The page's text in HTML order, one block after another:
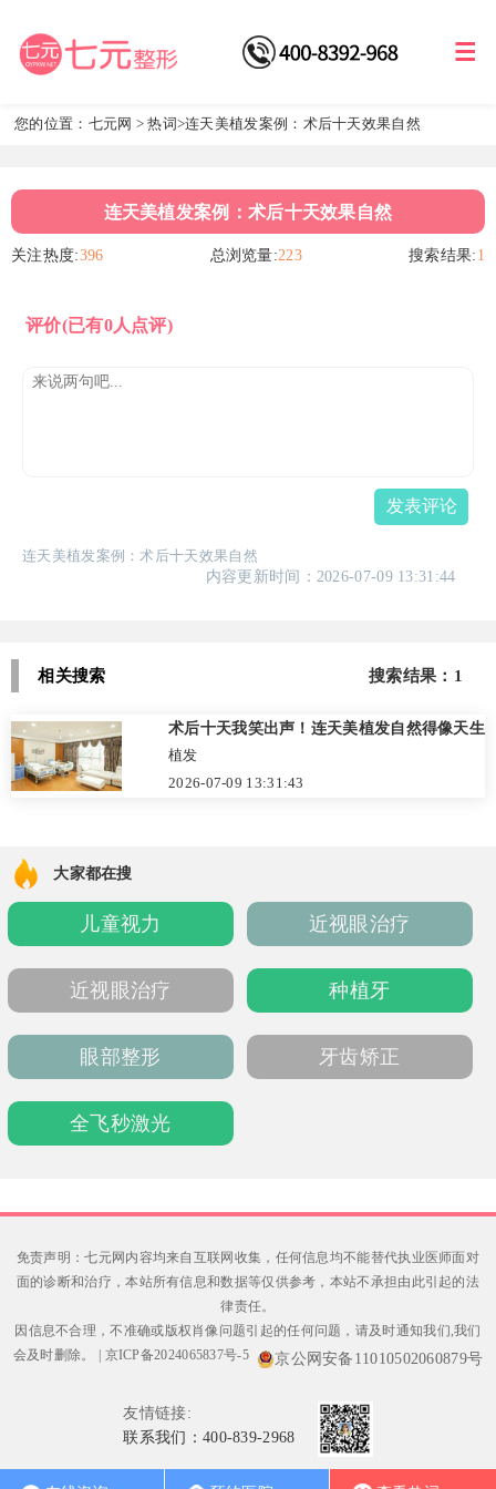
您的位置： 七元网 >热词 >连天美植发案例：术后十天效果自然
连天美植发案例：术后十天效果自然
关注热度:396 总浏览量:223 搜索结果: 1
评价(已有0人点评)
发表评论
连天美植发案例：术后十天效果自然
内容更新时间：2026-07-09 13:31:44
相关搜索 搜索结果：1
术后十天我笑出声！连天美植发自然得像天生
植发
2026-07-09 13:31:43
大家都在搜
儿童视力 近视眼治疗
近视眼治疗 种植牙
眼部整形 牙齿矫正
全飞秒激光
免责声明：七元网内容均来自互联网收集，任何信息均不能替代执业医师面对
面的诊断和治疗，本站所有信息和数据等仅供参考，本站不承担由此引起的法
律责任。
因信息不合理，不准确或版权肖像问题引起的任何问题，请及时通知我们,我们
会及时删除。
京ICP备2024065837号-5 京公网安备11010502060879号
友情链接:
联系我们：400-839-2968